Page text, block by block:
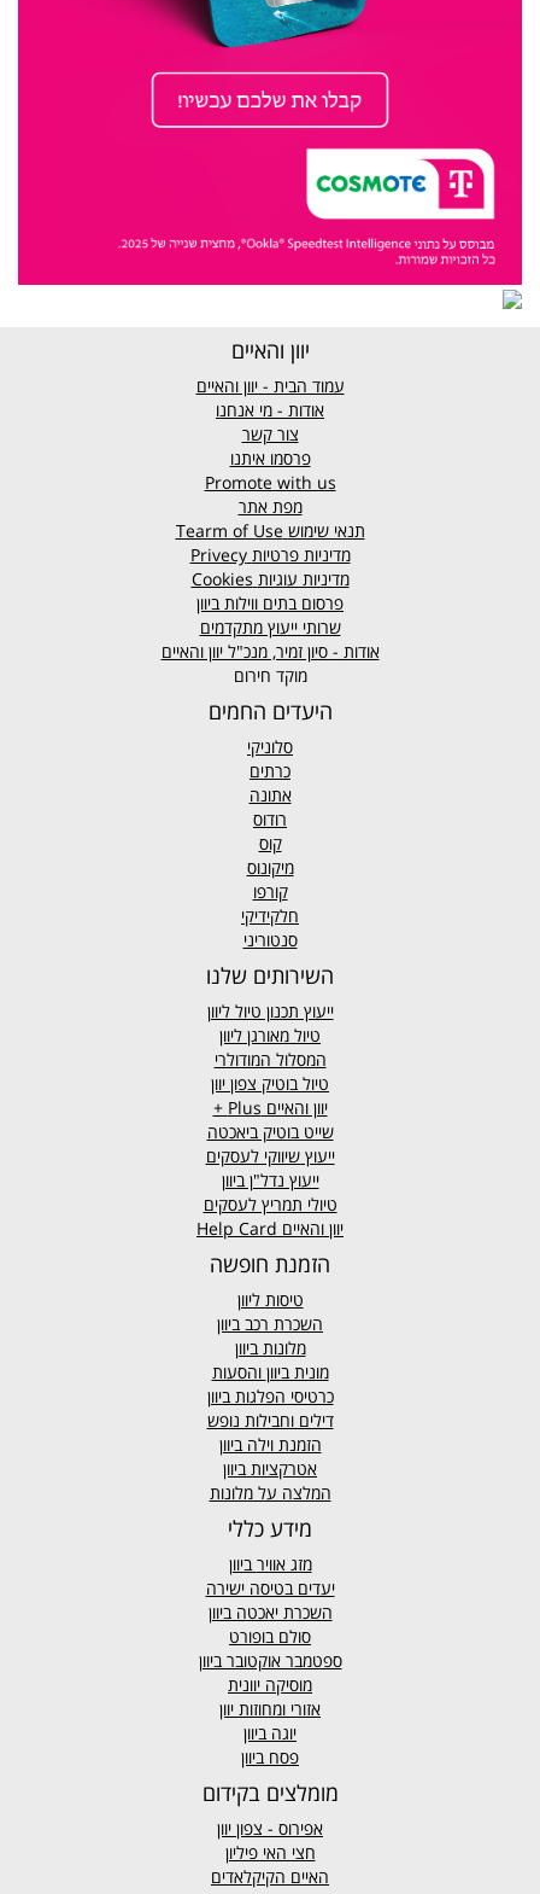
יוון והאיים
עמוד הבית - יוון והאיים
אודות - מי אנחנו
צור קשר
פרסמו איתנו
Promote with us
מפת אתר
תנאי שימוש
מדיניות פרטיות Privecy
מדיניות עוגיות Cookies
פרסום בתים ווילות ביוון
שרותי ייעוץ מתקדמים
אודות - סיון זמיר, מנכ"ל יוון והאיים
מוקד חירום
היעדים החמים
סלוניקי
כרתים
אתונה
רודוס
קוס
מיקונוס
קורפו
חלקידיקי
סנטוריני
השירותים שלנו
ייעוץ תכנון טיול ליוון
טיול מאורגן ליוון
המסלול המודולרי
טיול בוטיק צפון יוון
יוון והאיים Plus +
שייט בוטיק ביאכטה
ייעוץ שיווקי לעסקים
ייעוץ נדל"ן ביוון
טיולי תמריץ לעסקים
יוון והאיים Help Card
הזמנת חופשה
טיסות ליוון
השכרת רכב ביוון
מלונות ביוון
מונית ביוון והסעות
כרטיסי הפלגות ביוון
דילים וחבילות נופש
הזמנת וילה ביוון
אטרקציות ביוון
המלצה על מלונות
מידע כללי
מזג אווירביוון
יעדים בטיסה ישירה
השכרת יאכטה ביוון
סולם בופורט
ספטמבר אוקטובר ביוון
מוסיקה יוונית
אזורי ומחוזות יוון
יוגה ביוון
פסח ביוון
מומלצים בקידום
אפירוס - צפון יוון
חצי האי פיליון
האיים הקיקלאדים